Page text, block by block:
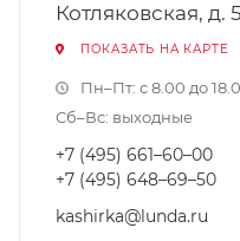
Котляковская, д. 5
ПОКАЗАТЬ НА КАРТЕ
Пн–Пт: с 8.00 до
Сб–Вс: выходные
+7 (495) 661–60–00
+7 (495) 648–69–50
kashirka@lunda.ru